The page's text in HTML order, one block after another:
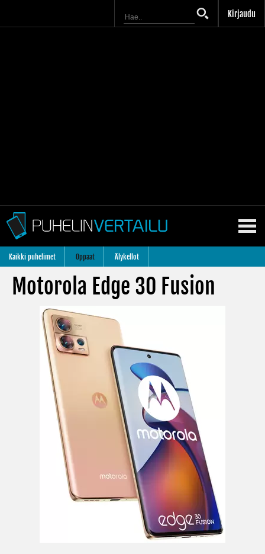
Kirjaudu
Kaikki puhelimet Oppaat Älykellot
Motorola Edge 30 Fusion